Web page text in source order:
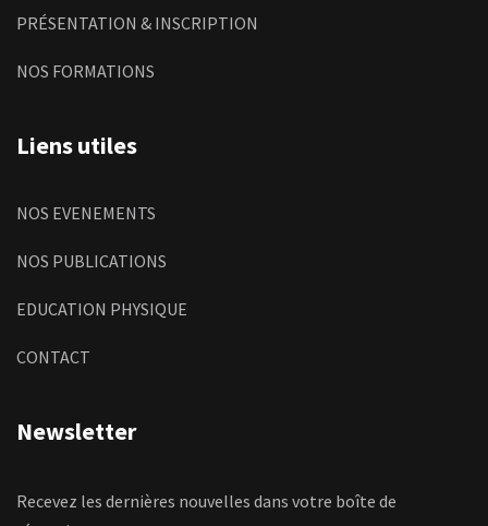
PRÉSENTATION & INSCRIPTION
NOS FORMATIONS
Liens utiles
NOS EVENEMENTS
NOS PUBLICATIONS
EDUCATION PHYSIQUE
CONTACT
Newsletter
Recevez les dernières nouvelles dans votre boîte de